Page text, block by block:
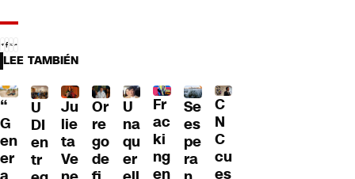
LEE TAMBIÉN
“
G
en
er
U
DI
en
tr
Ju
lie
ta
Ve
Or
re
go
de
U
na
qu
er
Fr
ac
ki
ng
en
Se
es
pe
ra
C
N
C
cu
es